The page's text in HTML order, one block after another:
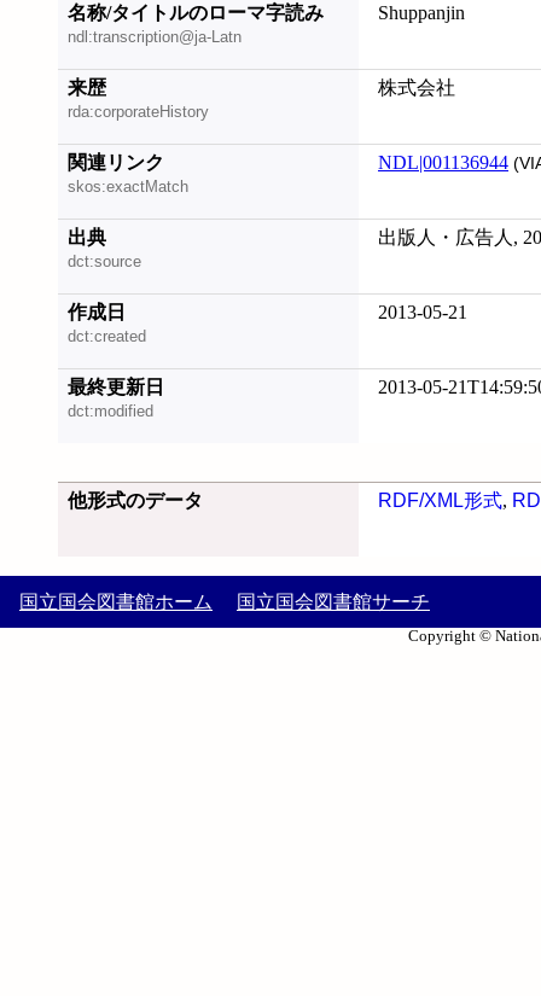
名称/タイトルのローマ字読み
ndl:transcription@ja-Latn
Shuppanjin
来歴
rda:corporateHistory
株式会社
関連リンク
skos:exactMatch
NDL|001136944
出典
dct:source
出版人・広告人,
作成日
dct:created
2013-05-21
最終更新日
dct:modified
2013-05-
他形式のデータ RDF/XML形式,
国立国会図書館ホーム 国立国会図書館サーチ
Copyright ©